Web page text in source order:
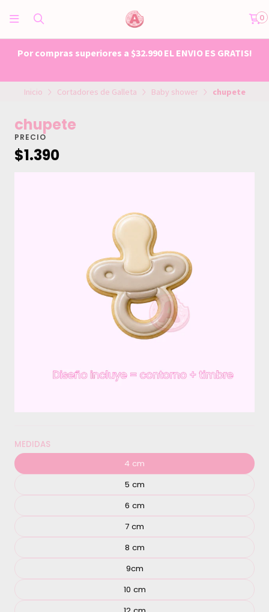
0
Por compras superiores a $32.990 EL ENVIO ES GRATIS!
Inicio Cortadores de Galleta Baby shower chupete
chupete
PRECIO
$1.390
MEDIDAS
4 cm
5 cm
6 cm
7 cm
8 cm
9cm
10 cm